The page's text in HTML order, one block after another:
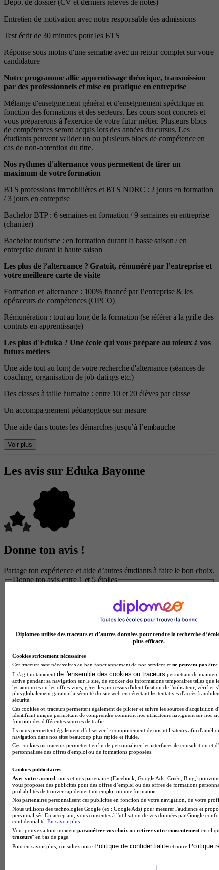
Dépôt de dossier (CV et derniers relevés de notes)
Entretien de motivation avec notre responsable des admissions
Test écrit de 30 minutes pour les BTS
Réponse sous moins d'une semaine avec un retour complet sur votre
candidature
Notre programme allie apprentissage théorique, transmission
par des professionnels et mise en pratique en entreprise
Mélange d'enseignement général et d'enseignement spécifique en
fonction des formations et des secteurs. Les cours sont concrets et
vous préparerons à l'exercice de votre futur métier. Plusieurs blocs
de compétences seront acquis lors des années du cursus. Les
étudiants peuvent valider un ou plusieurs blocs de compétence en
cas de non-obtention du titre.
Nos rythmes d'alternance vous permettent de tirer un
maximum de votre formation
BTS professions immobilières et BTS NDRC : 2 jours en formation
/ 3 jours en entreprise
Bachelor BTP : 6 semaines en formation / 9 semaines en entreprise
(chantier)
Bachelor tourisme : en formation durant la basse saison / en
entreprise durant la haute saison
Les plus de l’alternance ? Gratuit, rémunéré par l’entreprise et
votre meilleure carte de visite
Formation en alternance : 100% financé par l’entreprise & les
opérateurs de compétences (OPCO)
Rémunération : tout au long de la formation (se référer à la grille des
contrats en apprentissage)
Les plus d'Eduka ? Une école qui vous prépare au mieux à vos
futurs métiers
Une aide tout au long de votre recherche d'alternance (séances de
coaching, organisation de job-datings etc.)
Des classes à taille humaine : entre 10 et 20 élèves par classe
Un accompagnement pédagogique sur mesure
Une aide dans toutes les démarches jusqu’à l’embauche
Voir plus
Les avis sur Eduka Bayonne
Donne ton avis !
Partage ton expérience et aide d’autres étudiants à faire le bon choix.
Donne ton avis entre 1 et 5 étoiles
Note de 1 sur 5
Diplomeo utilise des traceurs et d’autres données pour rendre la recherche
plus efficace.
Cookies strictement nécessaires
Ces traceurs sont nécessaires au bon fonctionnement de nos services et ne peuvent pas être
Il s'agit notamment de l'ensemble des cookies ou traceurs permettant de
active pendant sa navigation sur le site, de stocker des informations temporaires telles que
les annonces ou les offres vues, gérer les processus d'identification de l'utilisateur, vérifier
plus globalement garantir la sécurité du site web en détectant les tentatives d'accès
sécurité.
Ces cookies ou traceurs permettent également de piloter et suivre les sources d'acquisition
identifiant unique permettant de comprendre comment nos utilisateurs naviguent sur nos
fonction des différentes sources de trafic.
Ils nous permettent également d’observer le comportement de nos utilisateurs afin
navigation dans nos sites beaucoup plus rapide et fluide.
Ces cookies ou traceurs permettent enfin de personnaliser les interfaces de consultation et
personnalisée des offres d'emploi ou de formations proposées.
Cookies publicitaires
Avec votre accord , nous et nos partenaires (Facebook, Google Ads, Critéo, Bing,)
vous proposer des publicités pour des offres d’emploi ou des offres de formations
probabilités de trouver rapidement un emploi ou une formation.
Nos partenaires personnalisent ces publicités en fonction de votre navigation, de votre
Nous utilisons des technologies Google (ex : Google Ads) pour mesurer l'audience et
personnalisés. En acceptant, vous consentez à l'utilisation de vos données par Google
confidentialité. En savoir plus
Vous pouvez à tout moment paramétrer vos choix ou retirer votre consentement en
traceurs" en bas de page.
Pour en savoir plus, consultez notre Politique de confidentialité et notre Politique